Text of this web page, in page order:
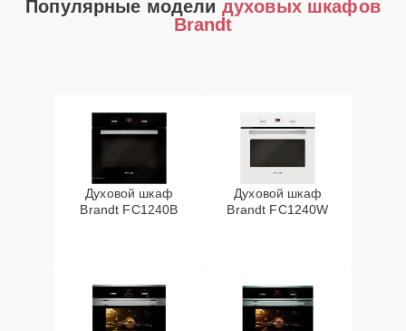
Популярные модели духовых шкафов
Brandt
Духовой шкаф
Brandt FC1240B
Духовой шкаф
Brandt FC1240W